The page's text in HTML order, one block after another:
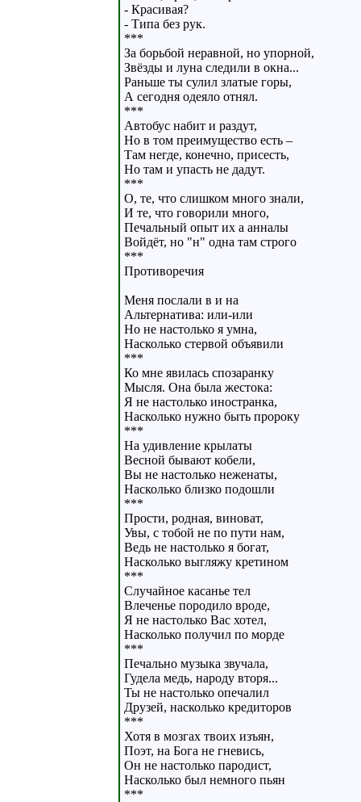
- Красивая?
- Типа без рук.
***
За борьбой неравной, но упорной,
Звёзды и луна следили в окна...
Раньше ты сулил златые горы,
А сегодня одеяло отнял.
***
Автобус набит и раздут,
Но в том преимущество есть –
Там негде, конечно, присесть,
Но там и упасть не дадут.
***
О, те, что слишком много знали,
И те, что говорили много,
Печальный опыт их а анналы
Войдёт, но "н" одна там строго
***
Противоречия
Меня послали в и на
Альтернатива: или-или
Но не настолько я умна,
Насколько стервой объявили
***
Ко мне явилась спозаранку
Мысля. Она была жестока:
Я не настолько иностранка,
Насколько нужно быть пророку
***
На удивление крылаты
Весной бывают кобели,
Вы не настолько неженаты,
Насколько близко подошли
***
Прости, родная, виноват,
Увы, с тобой не по пути нам,
Ведь не настолько я богат,
Насколько выгляжу кретином
***
Случайное касанье тел
Влеченье породило вроде,
Я не настолько Вас хотел,
Насколько получил по морде
***
Печально музыка звучала,
Гудела медь, народу вторя...
Ты не настолько опечалил
Друзей, насколько кредиторов
***
Хотя в мозгах твоих изъян,
Поэт, на Бога не гневись,
Он не настолько пародист,
Насколько был немного пьян
***